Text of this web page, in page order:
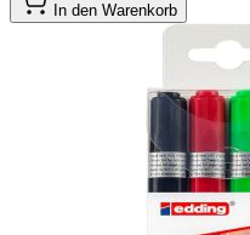
In den Warenkorb